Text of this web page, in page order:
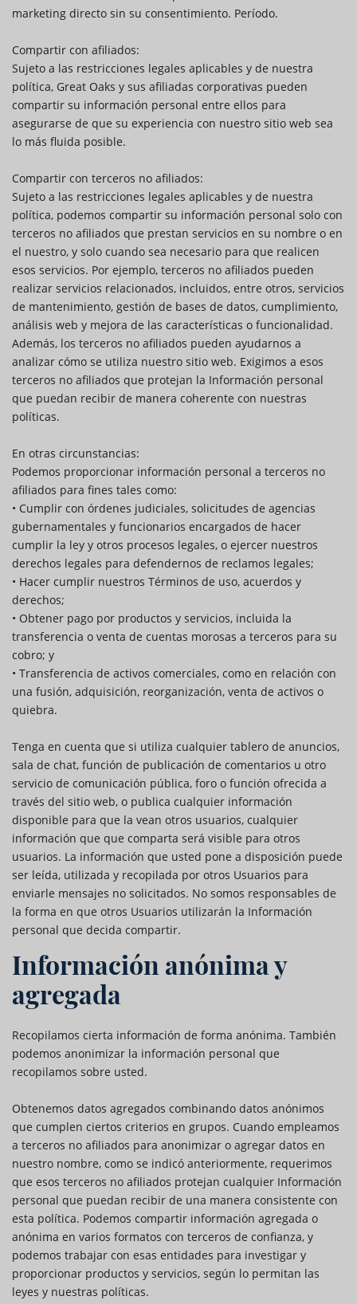
marketing directo sin su consentimiento. Período.
Compartir con afiliados:
Sujeto a las restricciones legales aplicables y de nuestra
política, Great Oaks y sus afiliadas corporativas pueden
compartir su información personal entre ellos para
asegurarse de que su experiencia con nuestro sitio web sea
lo más fluida posible.
Compartir con terceros no afiliados:
Sujeto a las restricciones legales aplicables y de nuestra
política, podemos compartir su información personal solo con
terceros no afiliados que prestan servicios en su nombre o en
el nuestro, y solo cuando sea necesario para que realicen
esos servicios. Por ejemplo, terceros no afiliados pueden
realizar servicios relacionados, incluidos, entre otros, servicios
de mantenimiento, gestión de bases de datos, cumplimiento,
análisis web y mejora de las características o funcionalidad.
Además, los terceros no afiliados pueden ayudarnos a
analizar cómo se utiliza nuestro sitio web. Exigimos a esos
terceros no afiliados que protejan la Información personal
que puedan recibir de manera coherente con nuestras
políticas.
En otras circunstancias:
Podemos proporcionar información personal a terceros no
afiliados para fines tales como:
• Cumplir con órdenes judiciales, solicitudes de agencias
gubernamentales y funcionarios encargados de hacer
cumplir la ley y otros procesos legales, o ejercer nuestros
derechos legales para defendernos de reclamos legales;
• Hacer cumplir nuestros Términos de uso, acuerdos y
derechos;
• Obtener pago por productos y servicios, incluida la
transferencia o venta de cuentas morosas a terceros para su
cobro; y
• Transferencia de activos comerciales, como en relación con
una fusión, adquisición, reorganización, venta de activos o
quiebra.
Tenga en cuenta que si utiliza cualquier tablero de anuncios,
sala de chat, función de publicación de comentarios u otro
servicio de comunicación pública, foro o función ofrecida a
través del sitio web, o publica cualquier información
disponible para que la vean otros usuarios, cualquier
información que que comparta será visible para otros
usuarios. La información que usted pone a disposición puede
ser leída, utilizada y recopilada por otros Usuarios para
enviarle mensajes no solicitados. No somos responsables de
la forma en que otros Usuarios utilizarán la Información
personal que decida compartir.
Información anónima y
agregada
Recopilamos cierta información de forma anónima. También
podemos anonimizar la información personal que
recopilamos sobre usted.
Obtenemos datos agregados combinando datos anónimos
que cumplen ciertos criterios en grupos. Cuando empleamos
a terceros no afiliados para anonimizar o agregar datos en
nuestro nombre, como se indicó anteriormente, requerimos
que esos terceros no afiliados protejan cualquier Información
personal que puedan recibir de una manera consistente con
esta política. Podemos compartir información agregada o
anónima en varios formatos con terceros de confianza, y
podemos trabajar con esas entidades para investigar y
proporcionar productos y servicios, según lo permitan las
leyes y nuestras políticas.